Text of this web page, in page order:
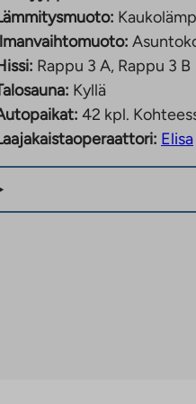
Rappu 3 A, Rappu 3 B
Kyllä
42 kpl.
Elisa